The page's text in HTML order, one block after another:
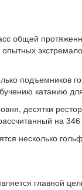
общей
подъемников
катанию
десятки
на 346
несколько
главной